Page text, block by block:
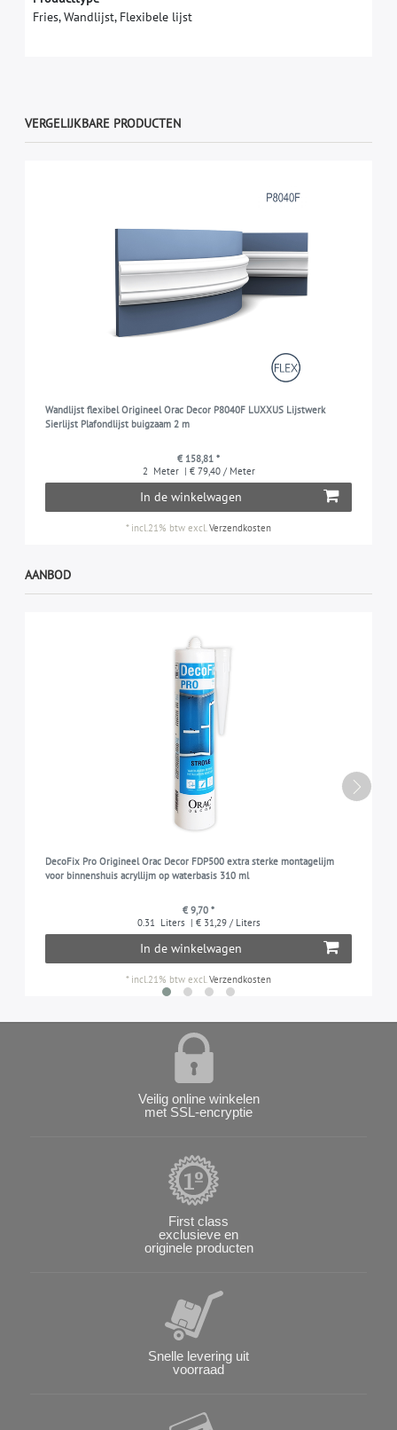
Fries, Wandlijst, Flexibele lijst
VERGELIJKBARE PRODUCTEN
Wandlijst flexibel Origineel Orac Decor P8040F LUXXUS Lijstwerk
Sierlijst Plafondlijst buigzaam 2 m
€ 158,81 *
2 Meter | € 79,40 / Meter
In de winkelwagen
* incl.21% btw excl.Verzendkosten
AANBOD
DecoFix Pro Origineel Orac Decor FDP500 extra sterke montagelijm
voor binnenshuis acryllijm op waterbasis 310 ml
€ 9,70 *
0.31
Liters | € 31,29 / Liters
In de winkelwagen
* incl.21% btw excl. Verzendkosten
Veilig online winkelen
met SSL-encryptie
First class
exclusieve en
originele producten
Snelle levering uit
voorraad